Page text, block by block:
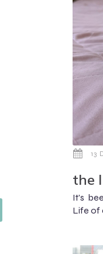
13
the
It's
Life of